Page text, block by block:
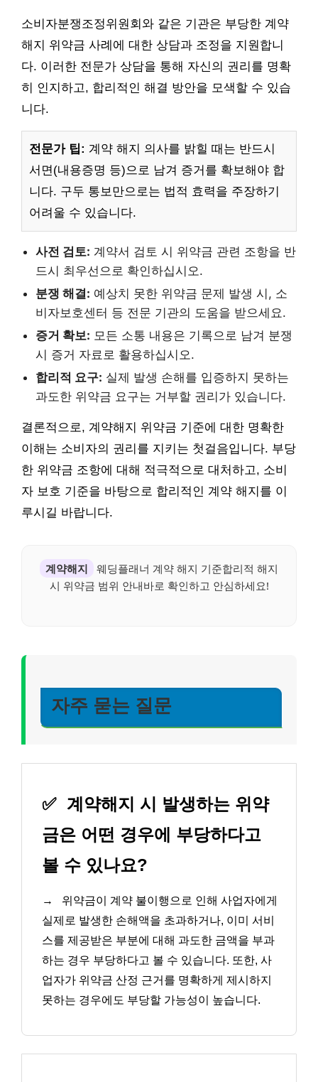
소비자분쟁조정위원회와 같은 기관은 부당한 계약
해지 위약금 사례에 대한 상담과 조정을 지원합니
다. 이러한 전문가 상담을 통해 자신의 권리를 명확
히 인지하고, 합리적인 해결 방안을 모색할 수 있습
니다.
전문가 팁: 계약 해지 의사를 밝힐 때는 반드시
서면(내용증명 등)으로 남겨 증거를 확보해야 합
니다. 구두 통보만으로는 법적 효력을 주장하기
어려울 수 있습니다.
사전 검토: 계약서 검토 시 위약금 관련 조항을 반
드시 최우선으로 확인하십시오.
분쟁 해결: 예상치 못한 위약금 문제 발생 시, 소
비자보호센터 등 전문 기관의 도움을 받으세요.
증거 확보: 모든 소통 내용은 기록으로 남겨 분쟁
시 증거 자료로 활용하십시오.
합리적 요구: 실제 발생 손해를 입증하지 못하는
과도한 위약금 요구는 거부할 권리가 있습니다.
결론적으로, 계약해지 위약금 기준에 대한 명확한
이해는 소비자의 권리를 지키는 첫걸음입니다. 부당
한 위약금 조항에 대해 적극적으로 대처하고, 소비
자 보호 기준을 바탕으로 합리적인 계약 해지를 이
루시길 바랍니다.
계약해지
웨딩플래너 계약 해지 기준합리적 해지
시 위약금 범위 안내바로 확인하고 안심하세요!
자주 묻는 질문
✅ 계약해지 시 발생하는 위약
금은 어떤 경우에 부당하다고
볼 수 있나요?
→
위약금이 계약 불이행으로 인해 사업자에게
실제로 발생한 손해액을 초과하거나, 이미 서비
스를 제공받은 부분에 대해 과도한 금액을 부과
하는 경우 부당하다고 볼 수 있습니다. 또한, 사
업자가 위약금 산정 근거를 명확하게 제시하지
못하는 경우에도 부당할 가능성이 높습니다.